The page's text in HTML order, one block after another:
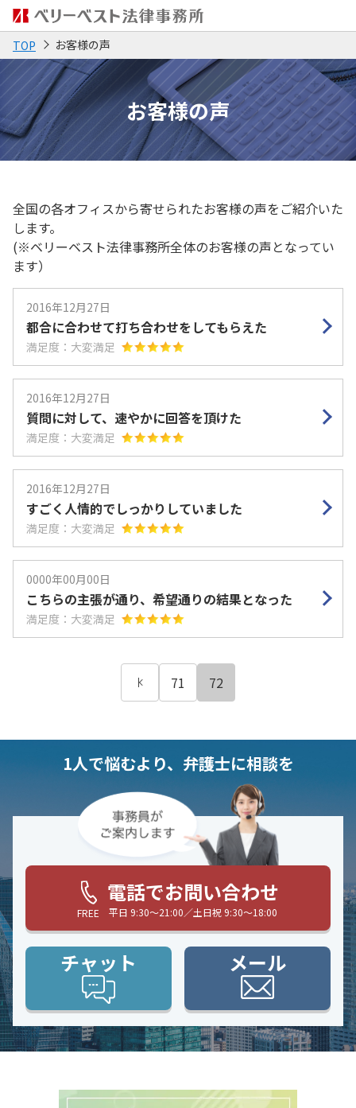
TOP お客様の声
お客様の声
全国の各オフィスから寄せられたお客様の声をご紹介いた
します。
(※ベリーベスト法律事務所全体のお客様の声となってい
ます）
2016年12月27日
都合に合わせて打ち合わせをしてもらえた
満足度：大変満足
2016年12月27日
質問に対して、速やかに回答を頂けた
満足度：大変満足
2016年12月27日
すごく人情的でしっかりしていました
満足度：大変満足
0000年00月00日
こちらの主張が通り、希望通りの結果となった
満足度：大変満足
71 72
1人で悩むより、弁護士に相談を
FREE
電話でお問い合わせ
平日 9:30〜21:00／土日祝 9:30〜18:00
チャット メール